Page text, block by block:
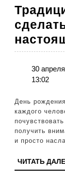
30
13:02
День рождения — это особенный момент в жизни
каждого
получить
и просто
ЧИТАТЬ